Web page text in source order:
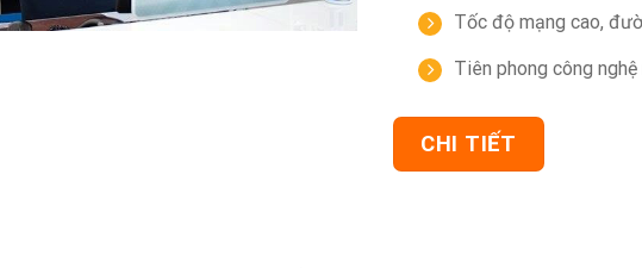
Tốc độ mạng cao,
Tiên phong công
CHI TIẾT